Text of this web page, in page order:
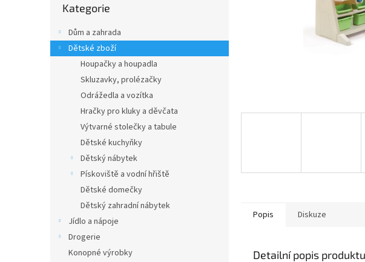
kategorie
Kategorie
Dům a zahrada
Dětské zboží
Houpačky a houpadla
Skluzavky, prolézačky
Odrážedla a vozítka
Hračky pro kluky a děvčata
Výtvarné stolečky a tabule
Dětské kuchyňky
Dětský nábytek
Pískoviště a vodní hřiště
Dětské domečky
Dětský zahradní nábytek
Jídlo a nápoje
Drogerie
Konopné výrobky
Popis Diskuze
Detailní popis produktu